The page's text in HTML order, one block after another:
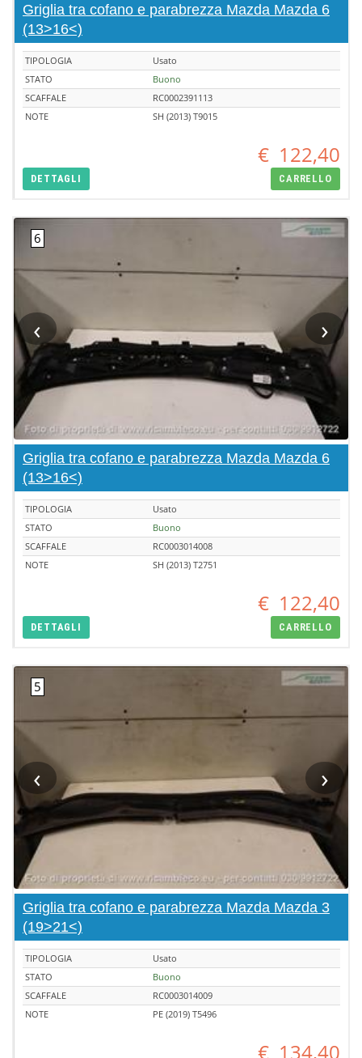
Griglia tra cofano e parabrezza Mazda Mazda 6
(13>16<)
TIPOLOGIA
Usato
STATO
Buono
SCAFFALE
RC0002391113
NOTE
SH (2013) T9015
€ 122,40
DETTAGLI CARRELLO
‹ ›
Griglia tra cofano e parabrezza Mazda Mazda 6
(13>16<)
TIPOLOGIA
Usato
STATO
Buono
SCAFFALE
RC0003014008
NOTE
SH (2013) T2751
€ 122,40
DETTAGLI CARRELLO
‹ ›
Griglia tra cofano e parabrezza Mazda Mazda 3
(19>21<)
TIPOLOGIA
Usato
STATO
Buono
SCAFFALE
RC0003014009
NOTE
PE (2019) T5496
€ 134,40